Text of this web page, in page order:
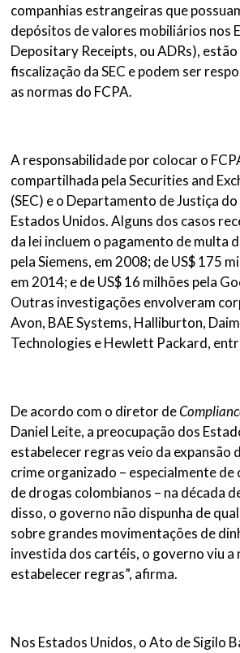
companhias estrangeiras que
depósitos de valores mobiliários nos
Depositary Receipts, ou ADRs),
fiscalização da SEC e podem ser
as normas do FCPA.
A responsabilidade por colocar o
compartilhada pela Securities and
(SEC) e o Departamento de Justiça
Estados Unidos. Alguns dos casos
da lei incluem o pagamento de multa
pela Siemens, em 2008; de US$ 175
em 2014; e de US$ 16 milhões pela
Outras investigações envolveram
Avon, BAE Systems, Halliburton,
Technologies e Hewlett Packard,
De acordo com o diretor de
Daniel Leite, a preocupação dos
estabelecer regras veio da expansão
crime organizado – especialmente
de drogas colombianos – na década
disso, o governo não dispunha de
sobre grandes movimentações de
investida dos cartéis, o governo viu a
estabelecer regras”, afirma.
Nos Estados Unidos, o Ato de Sigilo